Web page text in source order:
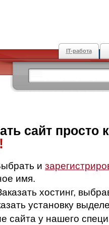
IT-работа
сайт просто
и
имя.
хостинг,
установку
сайта у нашего